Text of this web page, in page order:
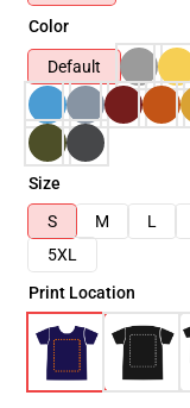
Color
Default
Size
S
M L
5XL
Print Location